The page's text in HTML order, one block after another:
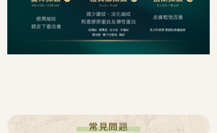
常見問題